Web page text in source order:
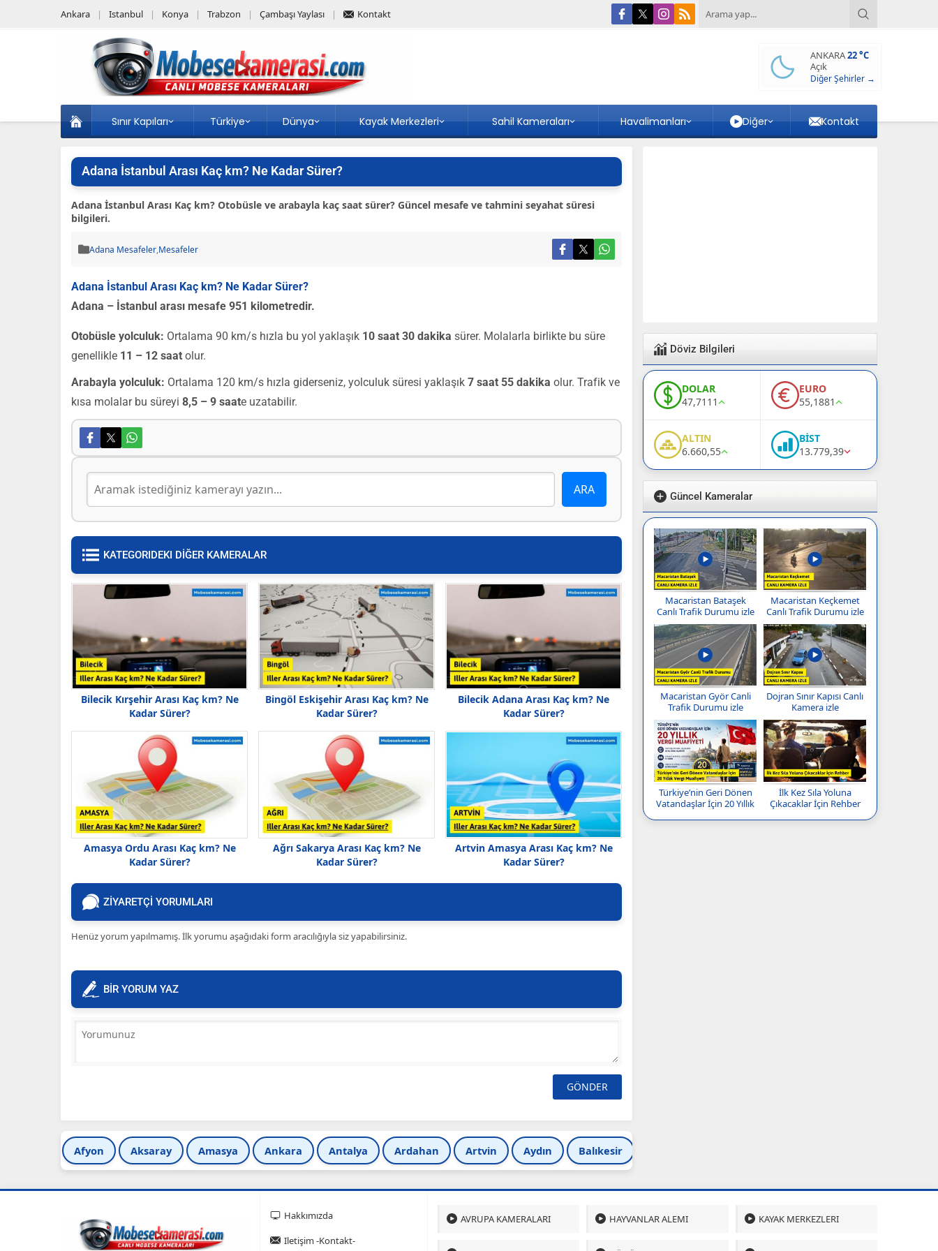
Ankara Istanbul Konya Trabzon Çambaşı Yaylası Kontakt
ANKARA22 °C
Açık
Diğer Şehirler →
Sınır Kapıları Türkiye Dünya Kayak Merkezleri Sahil Kameraları Havalimanları Diğer Kontakt
Adana İstanbul Arası Kaç km? Ne Kadar Sürer?
Adana İstanbul Arası Kaç km? Otobüsle ve arabayla kaç saat sürer? Güncel mesafe ve tahmini seyahat süresi
bilgileri.
Adana Mesafeler,Mesafeler
Adana İstanbul Arası Kaç km? Ne Kadar Sürer?
Adana – İstanbul arası mesafe 951 kilometredir.
Otobüsle yolculuk: Ortalama 90 km/s hızla bu yol yaklaşık 10 saat 30 dakika sürer. Molalarla birlikte bu süre
genellikle 11 – 12 saat olur.
Arabayla yolculuk: Ortalama 120 km/s hızla giderseniz, yolculuk süresi yaklaşık 7 saat 55 dakika olur. Trafik ve
kısa molalar bu süreyi 8,5 – 9 saate uzatabilir.
KATEGORIDEKI DİĞER KAMERALAR
Bilecik Kırşehir Arası Kaç km? Ne
Kadar Sürer?
Bingöl Eskişehir Arası Kaç km? Ne
Kadar Sürer?
Bilecik Adana Arası Kaç km? Ne
Kadar Sürer?
Amasya Ordu Arası Kaç km? Ne
Kadar Sürer?
Ağrı Sakarya Arası Kaç km? Ne
Kadar Sürer?
Artvin Amasya Arası Kaç km? Ne
Kadar Sürer?
ZİYARETÇİ YORUMLARI
Henüz yorum yapılmamış. İlk yorumu aşağıdaki form aracılığıyla siz yapabilirsiniz.
BİR YORUM YAZ
Afyon Aksaray Amasya Ankara Antalya Ardahan Artvin Aydın Balıkesir
Döviz Bilgileri
DOLAR
47,7111
EURO
55,1881
ALTIN
6.660,55
BİST
13.779,39
Güncel Kameralar
Macaristan Bataşek
Canlı Trafik Durumu izle
Macaristan Keçkemet
Canlı Trafik Durumu izle
Macaristan Györ Canli
Trafik Durumu izle
Dojran Sınır Kapısı Canlı
Kamera izle
Türkiye’nin Geri Dönen
Vatandaşlar İçin 20 Yıllık
İlk Kez Sıla Yoluna
Çıkacaklar İçin Rehber
Hakkımızda
Iletişim -Kontakt-
AVRUPA KAMERALARI HAYVANLAR ALEMI KAYAK MERKEZLERI